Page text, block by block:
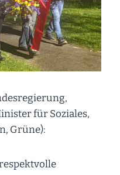
für Soziales,
Grüne):